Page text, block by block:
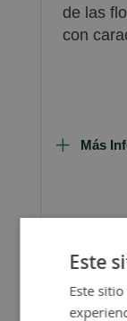
de las
con
Más
FAQ -
Este
Este